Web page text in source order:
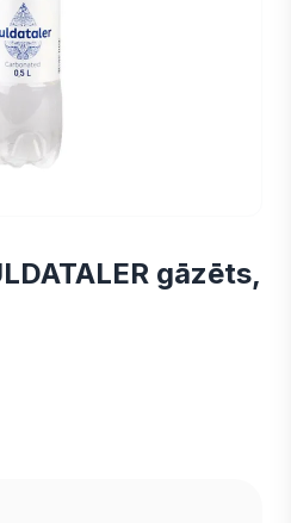
gāzēts,